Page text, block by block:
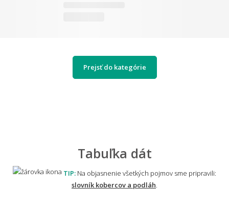
Prejsť do kategórie
Tabuľka dát
TIP: Na objasnenie všetkých pojmov sme pripravili:
slovník kobercov a podláh